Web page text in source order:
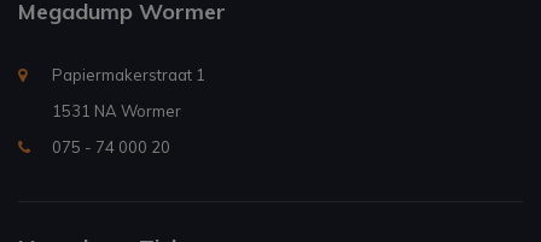
Megadump Wormer
Papiermakerstraat 1
1531 NA Wormer
075 - 74 000 20